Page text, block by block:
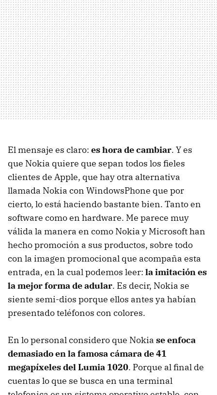
El mensaje es claro: es hora de cambiar. Y es
que Nokia quiere que sepan todos los fieles
clientes de Apple, que hay otra alternativa
llamada Nokia con WindowsPhone que por
cierto, lo está haciendo bastante bien. Tanto en
software como en hardware. Me parece muy
válida la manera en como Nokia y Microsoft han
hecho promoción a sus productos, sobre todo
con la imagen promocional que acompaña esta
entrada, en la cual podemos leer: la imitación es
la mejor forma de adular. Es decir, Nokia se
siente semi-dios porque ellos antes ya habían
presentado teléfonos con colores.
En lo personal considero que Nokia se enfoca
demasiado en la famosa cámara de 41
megapíxeles del Lumia 1020. Porque al final de
cuentas lo que se busca en una terminal